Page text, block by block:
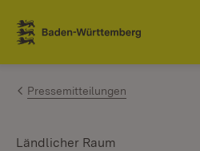
Zum Inhalt springen
Link zur Startseite
Pressemitteilungen
Ländlicher Raum